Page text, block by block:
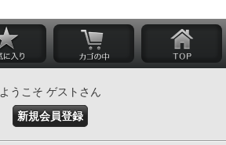
ようこそ ゲストさん
新規会員登録